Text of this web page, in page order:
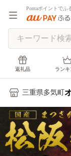
Pontaポイントでふ
返礼品 ラン
三重県多気町